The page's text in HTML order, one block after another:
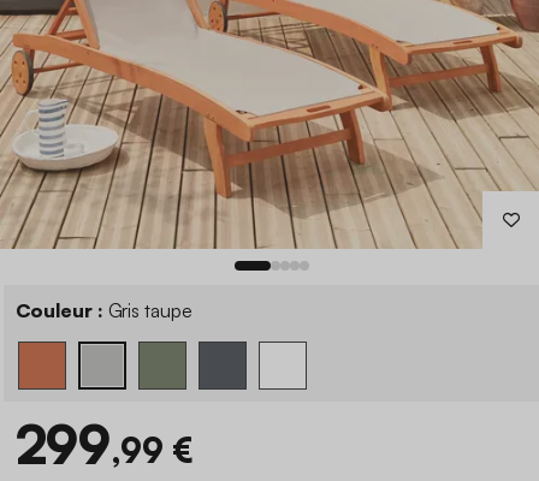
Couleur : Gris taupe
299,99 €